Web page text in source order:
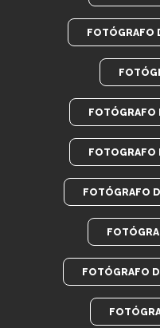
FOTÓGRAFO
FOTÓGRAFO
FOTOGRAFO
FOTÓGRAFO
FOTÓGRAFO